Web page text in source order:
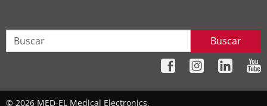
Buscar
© 2026 MED-EL Medical Electronics.